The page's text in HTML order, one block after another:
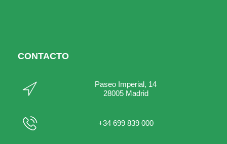
CONTACTO
Paseo Imperial, 14
28005 Madrid
+34 699 839 000